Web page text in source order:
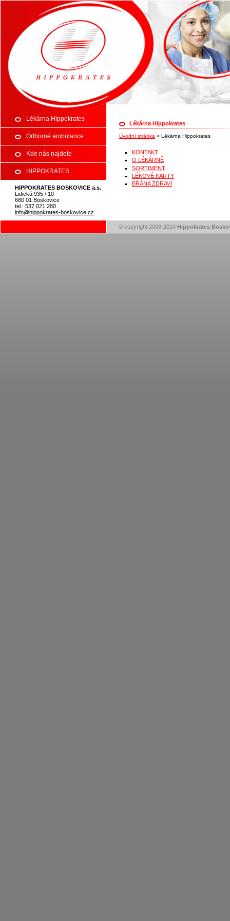
Lékárna Hippokrates
Úvodní stránka > Lékárna Hippokrates
KONTAKT
O LÉKÁRNĚ
SORTIMENT
LÉKOVÉ KARTY
BRÁNA ZDRAVÍ
Lékárna Hippokrates
Odborné ambulance
Kde nás najdete
HIPPOKRATES
BOSKOVICE a.s.
HIPPOKRATES BOSKOVICE a.s.
Lidická 935 / 10
680 01 Boskovice
tel.: 537 021 280
info@hippokrates-boskovice.cz
Zdravotní středisko Hippokrates
© copyright 2008-2010 Hippokrates